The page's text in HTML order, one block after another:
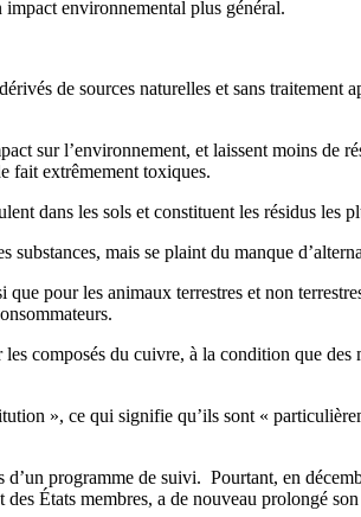
environnemental plus général.
de sources naturelles et sans
sur l’environnement, et laissent moins de
fait extrêmement toxiques.
dans les sols et constituent les résidus les
mais se plaint du manque
pour les animaux terrestres et non
composés du cuivre, à la condition que
», ce qui signifie qu’ils sont «
programme de suivi. Pourtant, en
États membres, a de nouveau prolongé